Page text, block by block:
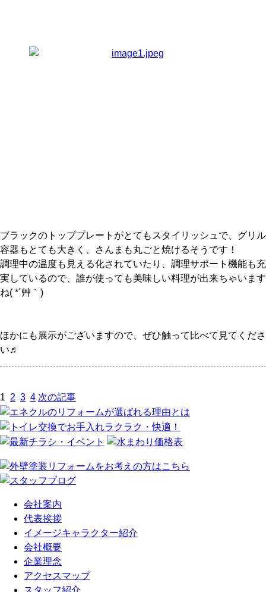
ブラックのトッププレートがとてもスタイリッシュで、グリル
容器もとても大きく、さんまも丸ごと焼けるそうです！
調理中の温度も見える化されていたり、調理サポート機能も充
実しているので、誰が使っても美味しい料理が出来ちゃいます
ね( *´艸｀)
ほかにも展示がございますので、ぜひ触って比べて見てくださ
い♬
1 2 3 4 次の記事
会社案内
代表挨拶
イメージキャラクター紹介
会社概要
企業理念
アクセスマップ